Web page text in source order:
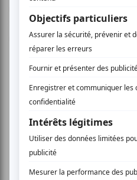
Sexxxy Client-Elle. Ils seront
nouvelle recrue Cobna.